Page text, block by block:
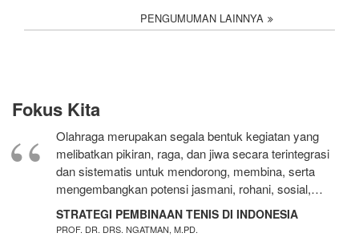
PENGUMUMAN LAINNYA
Fokus Kita
Olahraga merupakan segala bentuk kegiatan yang
melibatkan pikiran, raga, dan jiwa secara terintegrasi
dan sistematis untuk mendorong, membina, serta
mengembangkan potensi jasmani, rohani, sosial,…
STRATEGI PEMBINAAN TENIS DI INDONESIA
PROF. DR. DRS. NGATMAN, M.PD.